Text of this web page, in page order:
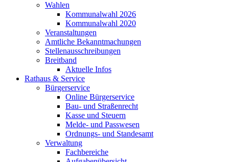
Wahlen
Kommunalwahl 2026
Kommunalwahl 2020
Veranstaltungen
Amtliche Bekanntmachungen
Stellenausschreibungen
Breitband
Aktuelle Infos
Rathaus & Service
Bürgerservice
Online Bürgerservice
Bau- und Straßenrecht
Kasse und Steuern
Melde- und Passwesen
Ordnungs- und Standesamt
Verwaltung
Fachbereiche